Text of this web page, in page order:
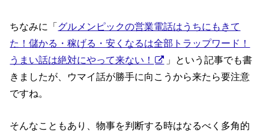
ちなみに「グルメンピックの営業電話はうちにもきて
た！儲かる・稼げる・安くなるは全部トラップワード！
うまい話は絶対にやって来ない！
」という記事でも書
きましたが、ウマイ話が勝手に向こうから来たら要注意
ですね。
そんなこともあり、物事を判断する時はなるべく多角的